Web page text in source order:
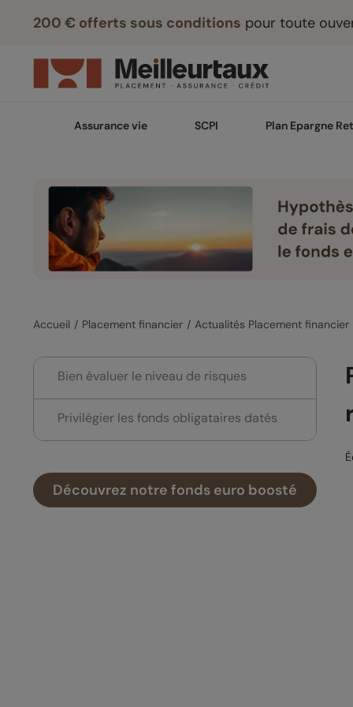
200 € offerts sous conditions pour toute
Assurance vie SCPI Plan Epargne
Accueil Placement financier Actualités Placement financier
Bien évaluer le niveau de risques
Privilégier les fonds obligataires datés
Découvrez notre fonds euro boosté